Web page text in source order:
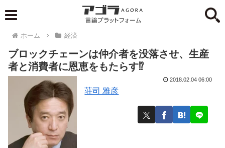
ホーム 経済
ブロックチェーンは仲介者を没落させ、生産
者と消費者に恩恵をもたらす⁉︎
荘司 雅彦
2018.02.04 06:00